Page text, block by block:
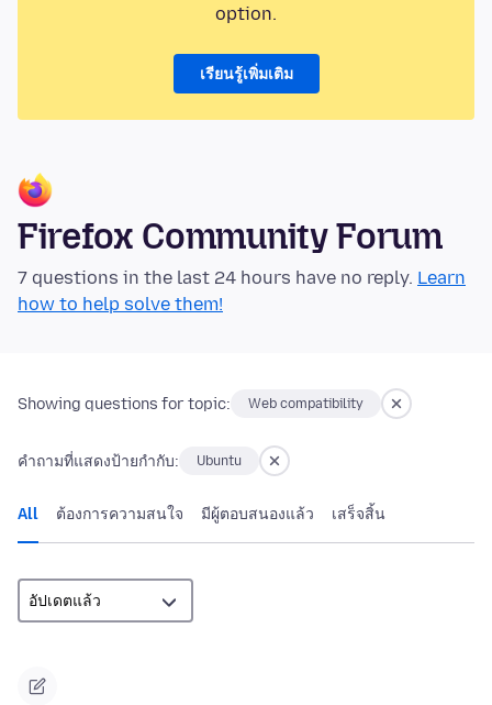
option.
เรียนรู้เพิ่มเติม
Firefox Community Forum
7 questions in the last 24 hours have no reply. Learn
how to help solve them!
Showing questions for topic: Web compatibility
คำถามที่แสดงป้ายกำกับ: Ubuntu
All ต้องการความสนใจ มีผู้ตอบสนองแล้ว เสร็จสิ้น